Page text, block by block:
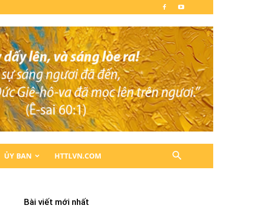
ỦY BAN HTTLVN.COM
Bài viết mới nhất